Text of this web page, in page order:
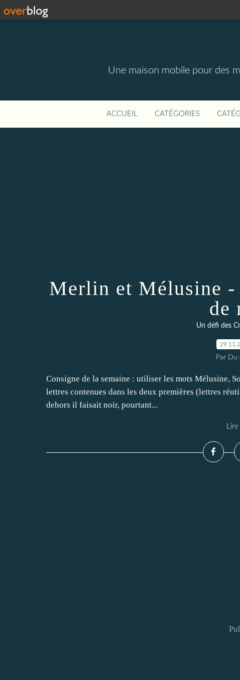
Une maison mobile pour des
ACCUEIL CATÉGORIES
Merlin et Mélusine -
de
Un défi des
Par Du
Consigne de la semaine : utiliser les mots Mélusine,
lettres contenues dans les deux premières (lettres
dehors il faisait noir, pourtant...